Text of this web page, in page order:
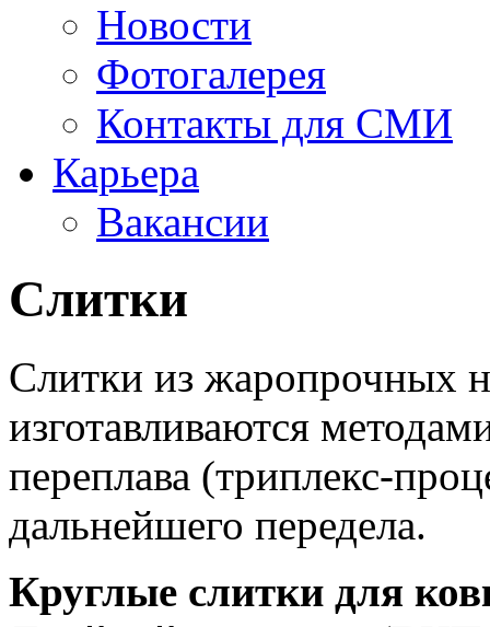
Новости
Фотогалерея
Контакты для СМИ
Карьера
Вакансии
Слитки
Слитки из жаропрочных
изготавливаются
переплава (триплекс-
дальнейшего передела.
Круглые слитки для